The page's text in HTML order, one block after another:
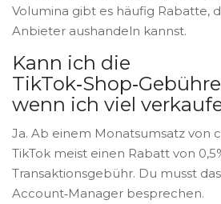
Volumina gibt es häufig Rabatte,
Anbieter aushandeln kannst.
Kann ich die
wenn ich viel
Ja. Ab einem Monatsumsatz von
TikTok meist einen Rabatt von
Transaktionsgebühr. Du musst
Account‑Manager besprechen.